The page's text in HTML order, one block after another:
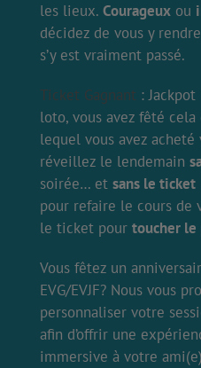
les lieux. Courageuxou
décidez de vous y
s’y est vraiment passé.
Ticket Gagnant :
loto, vous avez fêté cela
lequel vous avez acheté
réveillez le lendemain
soirée… et sans le ticket
pour refaire le cours de
le ticket pour toucher le
Vous fêtez un
EVG/EVJF? Nous vous
personnaliser votre
afin d’offrir une
immersive à votre